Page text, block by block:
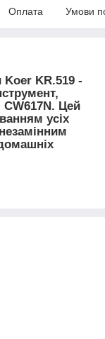
Оплата Умови
Koer KR.519 -
CW617N. Цей
усіх